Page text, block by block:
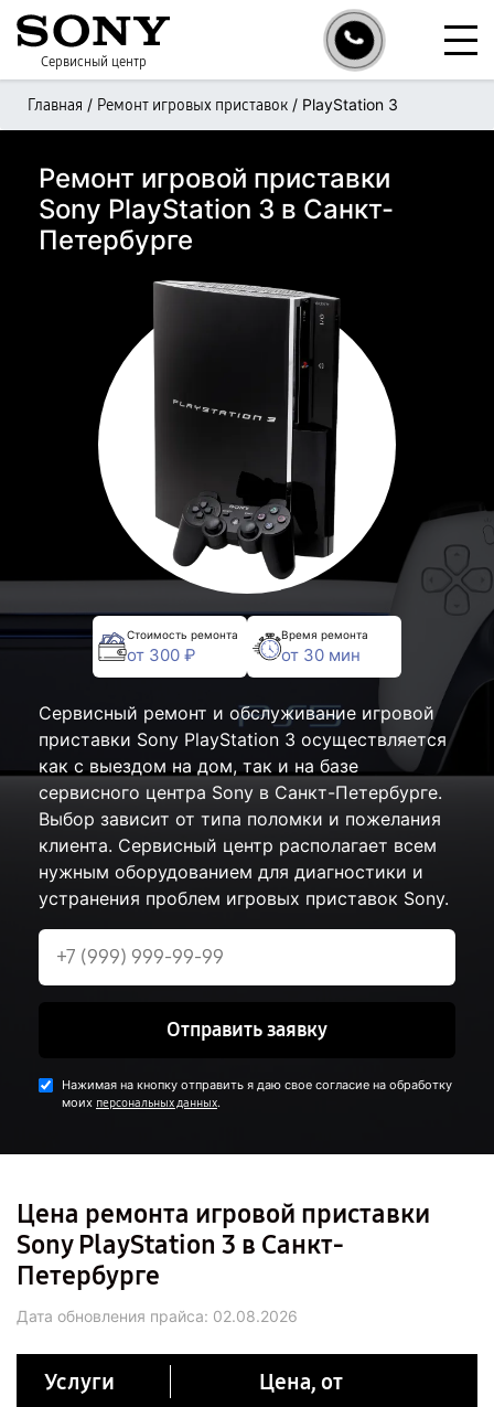
Сервисный центр
Главная / Ремонт игровых приставок / PlayStation 3
Ремонт игровой приставки
Sony PlayStation 3 в Санкт-
Петербурге
Стоимость ремонта
от 300 ₽
Время ремонта
от 30 мин
Сервисный ремонт и обслуживание игровой
приставки Sony PlayStation 3 осуществляется
как с выездом на дом, так и на базе
сервисного центра Sony в Санкт-Петербурге.
Выбор зависит от типа поломки и пожелания
клиента. Сервисный центр располагает всем
нужным оборудованием для диагностики и
устранения проблем игровых приставок Sony.
Отправить заявку
Нажимая на кнопку отправить я даю свое согласие на обработку
моих персональных данных.
Цена ремонта игровой приставки
Sony PlayStation 3 в Санкт-
Петербурге
Дата обновления прайса: 02.08.2026
Услуги Цена, от